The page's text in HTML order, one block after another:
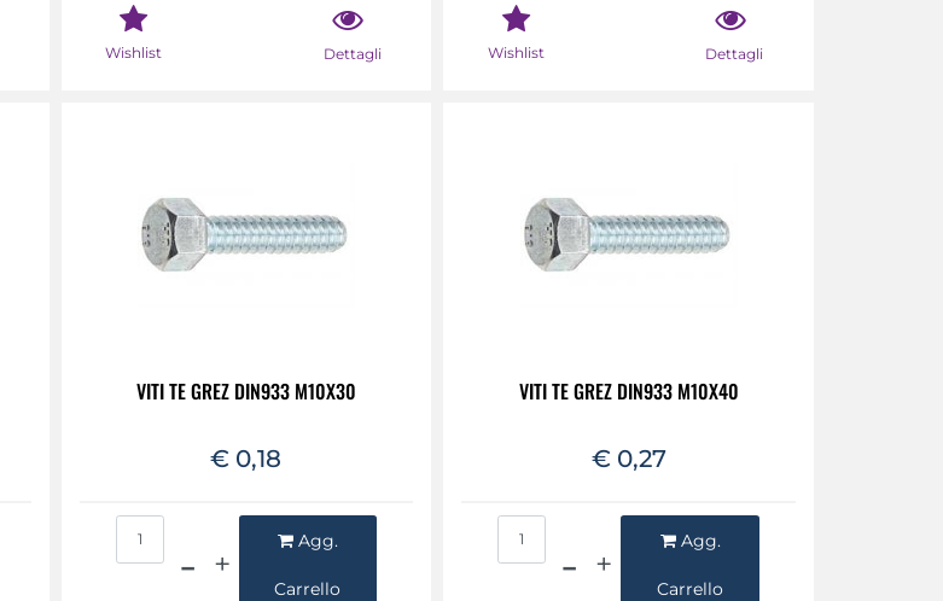
Wishlist Dettagli Wishlist Dettagli
VITI TE GREZ DIN933 M10X30
€ 0,18
Agg.
Carrello
VITI TE GREZ DIN933 M10X40
€ 0,27
Agg.
Carrello